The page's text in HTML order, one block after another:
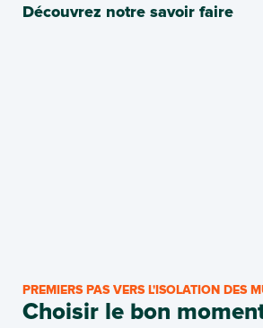
Découvrez notre savoir faire
PREMIERS PAS VERS L'ISOLATION DES
Choisir le bon